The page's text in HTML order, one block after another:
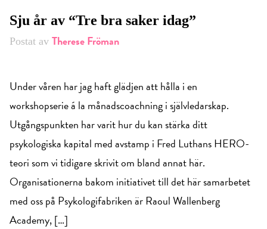
Sju år av “Tre bra saker idag”
Postat av Therese Fröman
Under våren har jag haft glädjen att hålla i en
workshopserie á la månadscoachning i självledarskap.
Utgångspunkten har varit hur du kan stärka ditt
psykologiska kapital med avstamp i Fred Luthans HERO-
teori som vi tidigare skrivit om bland annat här.
Organisationerna bakom initiativet till det här samarbetet
med oss på Psykologifabriken är Raoul Wallenberg
Academy, […]